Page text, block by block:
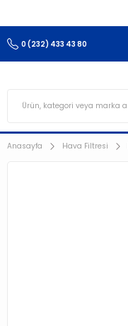
0 (232) 433 43 80
Anasayfa Hava Filtresi